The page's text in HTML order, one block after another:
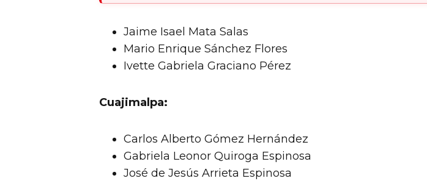
Jaime Isael Mata Salas
Mario Enrique Sánchez Flores
Ivette Gabriela Graciano Pérez
Cuajimalpa:
Carlos Alberto Gómez Hernández
Gabriela Leonor Quiroga Espinosa
José de Jesús Arrieta Espinosa